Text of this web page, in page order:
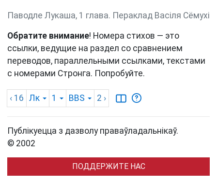
Паводле Лукаша, 1 глава. Пераклад Васіля Сёмухі
Обратите внимание! Номера стихов — это
ссылки, ведущие на раздел со сравнением
переводов, параллельными ссылками, текстами
с номерами Стронга. Попробуйте.
‹ 16 Лк 1 BBS 2 ›
Публікуецца з дазволу праваўладальнікаў.
© 2002
ПОДДЕРЖИТЕ НАС